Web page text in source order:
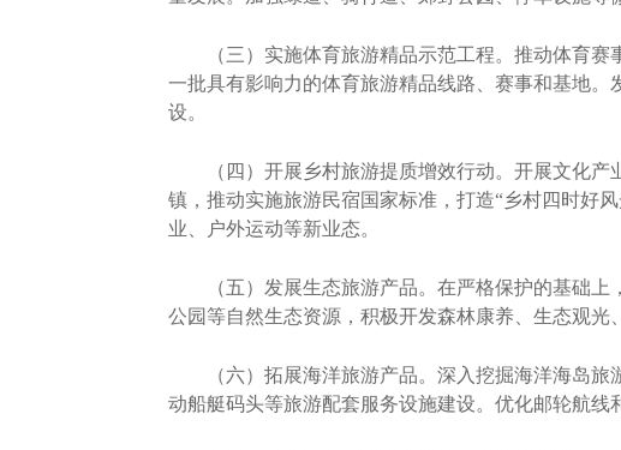
（三）实施体育旅游精品示范工程。推动体育赛
一批具有影响力的体育旅游精品线路、赛事和基地
设。
（四）开展乡村旅游提质增效行动。开展文化产
镇，推动实施旅游民宿国家标准，打造“乡村四时好
业、户外运动等新业态。
（五）发展生态旅游产品。在严格保护的基础上
公园等自然生态资源，积极开发森林康养、生态观光
（六）拓展海洋旅游产品。深入挖掘海洋海岛旅
动船艇码头等旅游配套服务设施建设。优化邮轮航线